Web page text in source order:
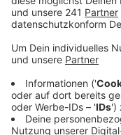
Schulte vom LVR-
Bonn. Bei dem vier
handele es sich um
"Der Fund wird jetzt
damit der Verfall
Anzeige